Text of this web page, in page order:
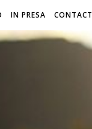
IN PRESA CONTACT